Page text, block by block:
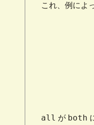
これ、例によ
all が both